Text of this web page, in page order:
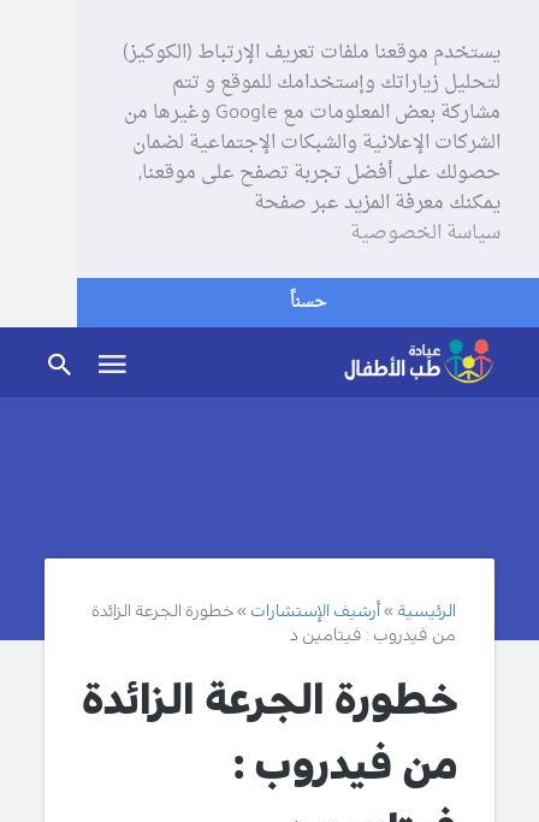
يستخدم موقعنا ملفات تعريف الإرتباط (الكوكيز)
لتحليل زياراتك وإستخدامك للموقع و تتم
مشاركة بعض المعلومات مع Google وغيرها من
الشركات الإعلانية والشبكات الإجتماعية لضمان
حصولك على أفضل تجربة تصفح على موقعنا,
يمكنك معرفة المزيد عبر صفحة
سياسة الخصوصية
حسناً
الرئيسية أرشيف الإستشارات
خطورة الجرعة الزائدة
من فيدروب : فيتامين د
خطورة الجرعة الزائدة
من فيدروب :